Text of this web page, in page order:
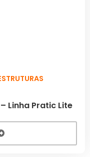
Linha Pratic Lite